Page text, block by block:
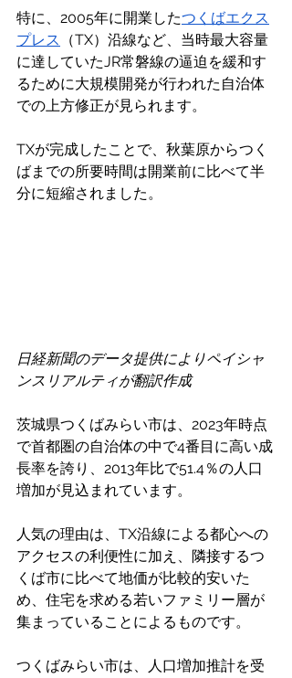
特に、2005年に開業したつくばエクス
プレス
（TX）沿線など、当時最大容量
に達していたJR常磐線の逼迫を緩和す
るために大規模開発が行われた自治体
での上方修正が見られます。
TXが完成したことで、秋葉原からつく
ばまでの所要時間は開業前に比べて半
分に短縮されました。
日経新聞のデータ提供によりペイシャ
ンスリアルティが翻訳作成
茨城県つくばみらい市は、2023年時点
で首都圏の自治体の中で4番目に高い成
長率を誇り、2013年比で51.4％の人口
増加が見込まれています。
人気の理由は、TX沿線による都心への
アクセスの利便性に加え、隣接するつ
くば市に比べて地価が比較的安いた
め、住宅を求める若いファミリー層が
集まっていることによるものです。
つくばみらい市は、人口増加推計を受